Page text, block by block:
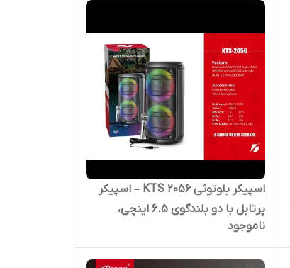
اسپیکر بلوتوثی KTS 2056 – اسپیکر
پرتابل با دو بلندگوی 6.5 اینچی،
بلوتوث، میکروفون و نورپردازی | کد
2080
ناموجود